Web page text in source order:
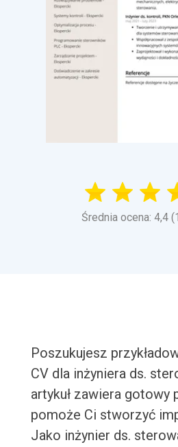
Średnia ocena: 4,4
Poszukujesz
CV dla inżyniera ds.
artykuł zawiera gotowy
pomoże Ci stworzyć
Jako inżynier ds.